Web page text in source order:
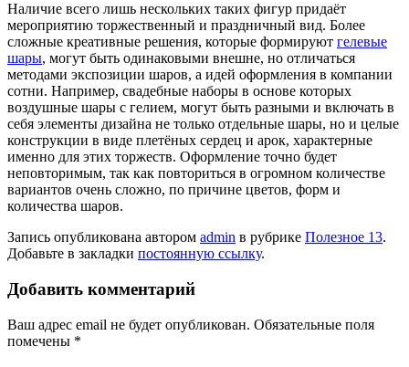
Наличие всего лишь нескольких таких фигур придаёт
мероприятию торжественный и праздничный вид. Более
сложные креативные решения, которые формируют гелевые
шары, могут быть одинаковыми внешне, но отличаться
методами экспозиции шаров, а идей оформления в компании
сотни. Например, свадебные наборы в основе которых
воздушные шары с гелием, могут быть разными и включать в
себя элементы дизайна не только отдельные шары, но и целые
конструкции в виде плетёных сердец и арок, характерные
именно для этих торжеств. Оформление точно будет
неповторимым, так как повториться в огромном количестве
вариантов очень сложно, по причине цветов, форм и
количества шаров.
Запись опубликована автором admin в рубрике Полезное 13.
Добавьте в закладки постоянную ссылку.
Добавить комментарий
Ваш адрес email не будет опубликован. Обязательные поля
помечены *